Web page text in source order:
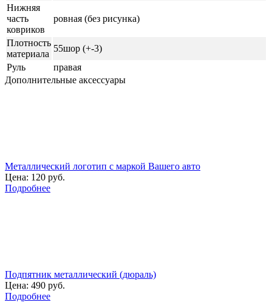
Нижняя
часть
ковриков
ровная (без рисунка)
Плотность
материала
55шор (+-3)
Руль
правая
Дополнительные аксессуары
Металлический логотип с маркой Вашего авто
Цена: 120 руб.
Подробнее
Подпятник металлический (дюраль)
Цена: 490 руб.
Подробнее